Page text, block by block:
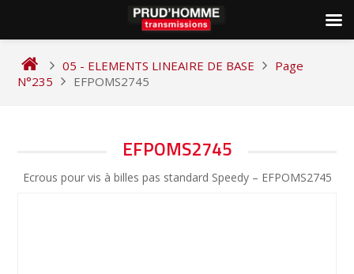
content
05 - ELEMENTS LINEAIRE DE BASE
Page
N°235
EFPOMS2745
EFPOMS2745
Ecrous pour vis à billes pas standard Speedy – EFPOMS2745
DE